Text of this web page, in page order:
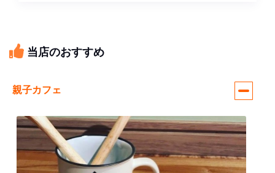
当店のおすすめ
親子カフェ